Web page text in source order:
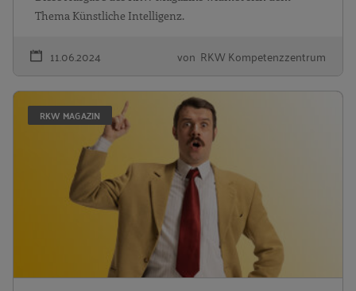
Thema Künstliche Intelligenz.
11.06.2024 von RKW Kompetenzzentrum
RKW MAGAZIN